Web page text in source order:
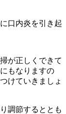
口内炎を引き起
が正しくできて
もなりますの
けていきましょ
調節するととも